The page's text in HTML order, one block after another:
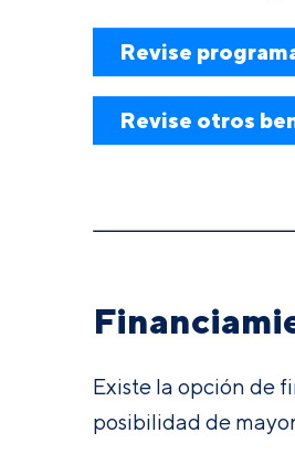
Revise
Revise otros
Existe la opción de
posibilidad de